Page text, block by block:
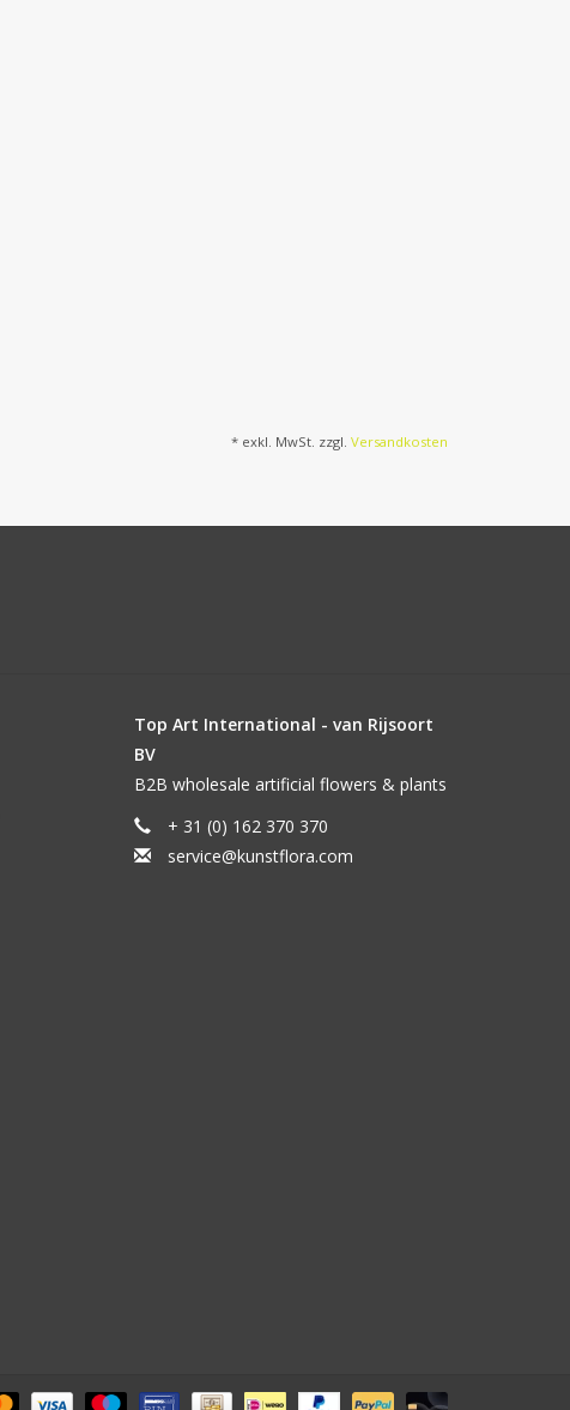
* exkl. MwSt. zzgl. Versandkosten
Top Art International - van Rijsoort
BV
B2B wholesale artificial flowers & plants
+ 31 (0) 162 370 370
service@kunstflora.com